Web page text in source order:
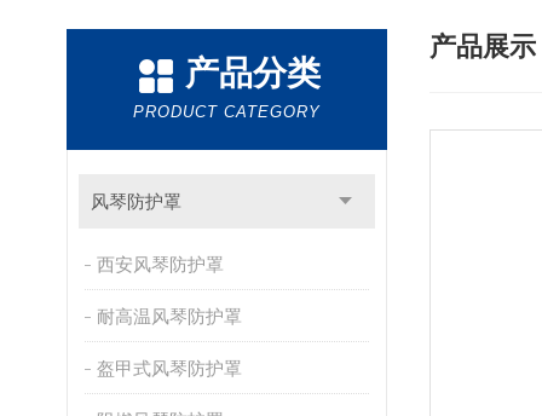
产品分类
PRODUCT CATEGORY
风琴防护罩
西安风琴防护罩
耐高温风琴防护罩
盔甲式风琴防护罩
产品展示